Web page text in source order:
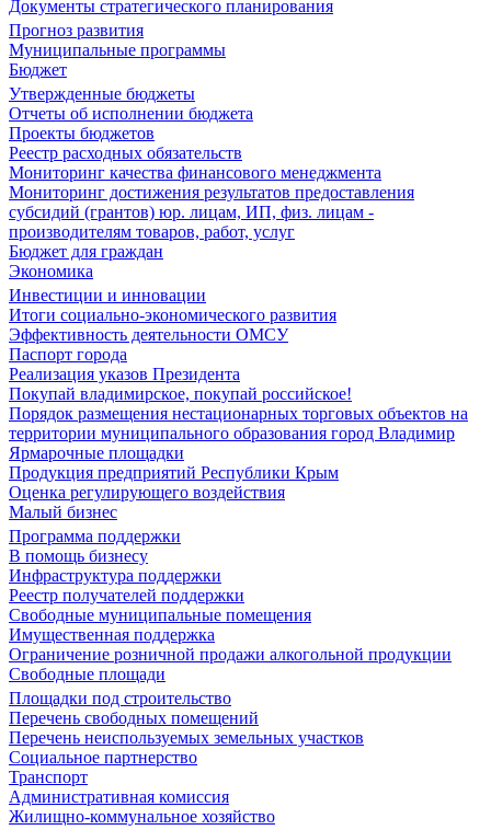
Документы стратегического планирования
Прогноз развития
Муниципальные программы
Бюджет
Утвержденные бюджеты
Отчеты об исполнении бюджета
Проекты бюджетов
Реестр расходных обязательств
Мониторинг качества финансового менеджмента
Мониторинг достижения результатов предоставления
субсидий (грантов) юр. лицам, ИП, физ. лицам -
производителям товаров, работ, услуг
Бюджет для граждан
Экономика
Инвестиции и инновации
Итоги социально-экономического развития
Эффективность деятельности ОМСУ
Паспорт города
Реализация указов Президента
Покупай владимирское, покупай российское!
Порядок размещения нестационарных торговых объектов на
территории муниципального образования город Владимир
Ярмарочные площадки
Продукция предприятий Республики Крым
Оценка регулирующего воздействия
Малый бизнес
Программа поддержки
В помощь бизнесу
Инфраструктура поддержки
Реестр получателей поддержки
Свободные муниципальные помещения
Имущественная поддержка
Ограничение розничной продажи алкогольной продукции
Свободные площади
Площадки под строительство
Перечень свободных помещений
Перечень неиспользуемых земельных участков
Социальное партнерство
Транспорт
Административная комиссия
Жилищно-коммунальное хозяйство